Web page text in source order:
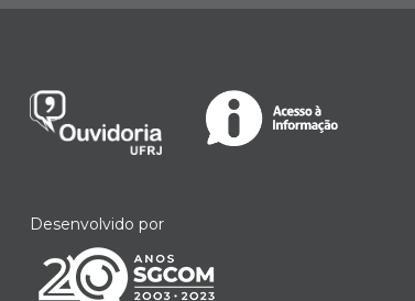
Desenvolvido por